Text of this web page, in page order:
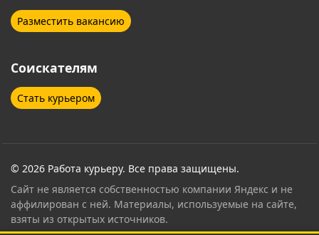
Иркутск
Калуга
Кингисепп
Ковров Коломна
Колпино Королёв
Кострома
Разместить вакансию
Соискателям
Стать курьером
© 2026 Работа курьеру. Все права защищены.
Сайт не является собственностью компании Яндекс и не
аффилирован с ней. Материалы, используемые на сайте,
взяты из открытых источников.